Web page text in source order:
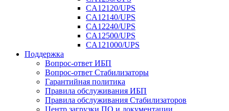
CA12120/UPS
CA12140/UPS
CA12240/UPS
CA12500/UPS
CA121000/UPS
Поддержка
Вопрос-ответ ИБП
Вопрос-ответ Стабилизаторы
Гарантийная политика
Правила обслуживания ИБП
Правила обслуживания Стабилизаторов
Центр загрузки ПО и документации